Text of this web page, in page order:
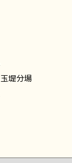
堤分場